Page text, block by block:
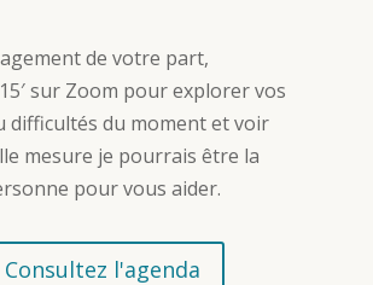
de votre part,
sur Zoom pour explorer vos
difficultés du moment et voir
mesure je pourrais être la
pour vous aider.
Consultez l'agenda